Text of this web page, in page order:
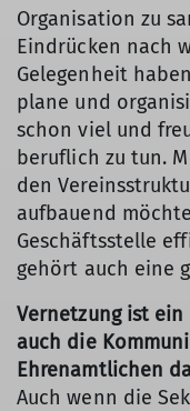
Organisation zu
Eindrücken nach
Gelegenheit
plane und
schon viel und
beruflich zu tun.
den
aufbauend
Geschäftsstelle
gehört auch eine
Vernetzung ist
auch die
Ehrenamtlichen
Auch wenn die